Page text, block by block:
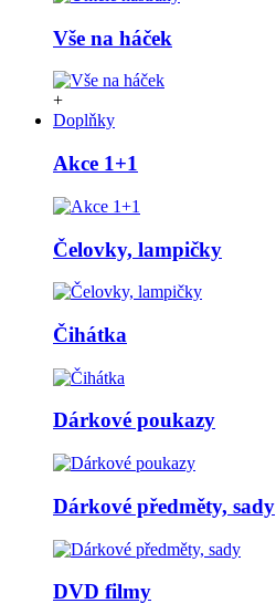
Vše na háček
+
Doplňky
Akce 1+1
Čelovky, lampičky
Čihátka
Dárkové poukazy
Dárkové předměty, sady
DVD filmy